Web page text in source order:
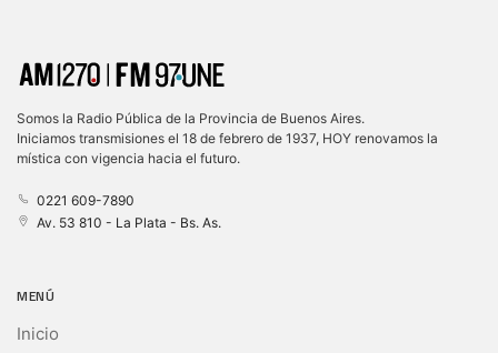
Somos la Radio Pública de la Provincia de Buenos Aires.
Iniciamos transmisiones el 18 de febrero de 1937, HOY renovamos la
mística con vigencia hacia el futuro.
0221 609-7890
Av. 53 810 - La Plata - Bs. As.
MENÚ
Inicio